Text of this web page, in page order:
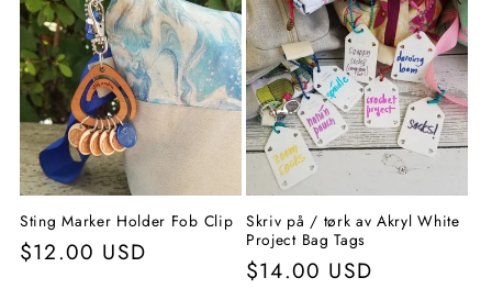
Sting Marker Holder Fob Clip
Vanlig
$12.00 USD
Skriv på / tørk av Akryl White
Project Bag Tags
Vanlig
$14.00 USD